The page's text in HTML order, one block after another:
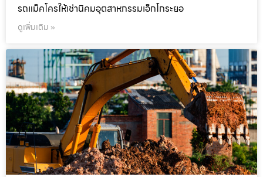
รถแม็คโครให้เช่านิคมอุตสาหกรรมเอ็กโกระยอ
ดูเพิ่มเติม »